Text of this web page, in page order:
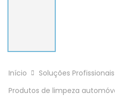
Início
Soluções Profissionais
Produtos de limpeza